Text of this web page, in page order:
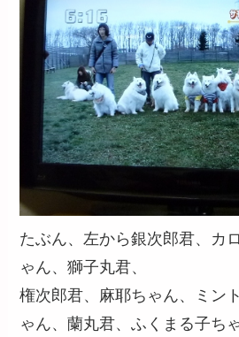
たぶん、左から銀次郎君、カ
ゃん、獅子丸君、
権次郎君、麻耶ちゃん、ミン
ゃん、蘭丸君、ふくまる子ち